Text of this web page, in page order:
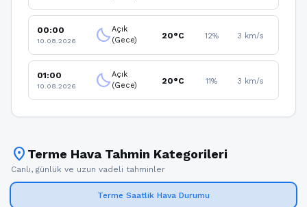
00:00
10.08.2026 clear_nightAçık
(Gece)
20°C 12% 3 km/s
01:00
10.08.2026 clear_nightAçık
(Gece)
20°C 11% 3 km/s
location_on Terme Hava Tahmin Kategorileri
Canlı, günlük ve uzun vadeli tahminler
Terme Saatlik Hava Durumu